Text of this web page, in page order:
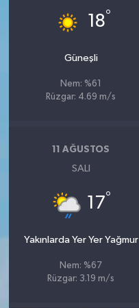
18°
Güneşli
Nem: %61
Rüzgar: 4.69 m/s
11 AĞUSTOS
SALI
17°
Yakınlarda Yer Yer Yağmur
Nem: %67
Rüzgar: 3.19 m/s